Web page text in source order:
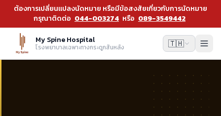
ต้องการเปลี่ยนแปลงนัดหมาย หรือมีข้อสงสัยเกี่ยวกับการนัดหมาย
กรุณาติดต่อ 044-003274 หรือ 089-3549442
My Spine Hospital
โรงพยาบาลเฉพาะทางกระดูกสันหลัง 🇹🇭